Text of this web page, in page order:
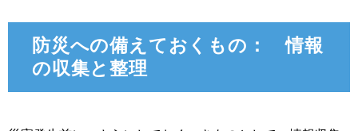
防災への備えておくもの： 情報
の収集と整理